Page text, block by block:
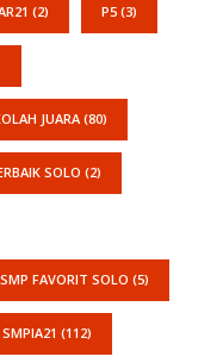
(2) P5 (3)
JUARA(80)
SOLO (2)
SMP FAVORIT SOLO (5)
SMPIA21 (112)